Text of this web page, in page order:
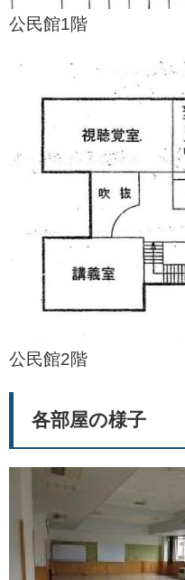
公民館1階
公民館2階
各部屋の様子